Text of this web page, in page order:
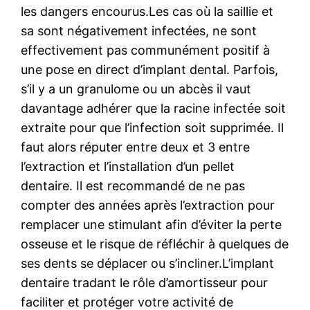
les dangers encourus.Les cas où la saillie et
sa sont négativement infectées, ne sont
effectivement pas communément positif à
une pose en direct d’implant dental. Parfois,
s’il y a un granulome ou un abcès il vaut
davantage adhérer que la racine infectée soit
extraite pour que l’infection soit supprimée. Il
faut alors réputer entre deux et 3 entre
l’extraction et l’installation d’un pellet
dentaire. Il est recommandé de ne pas
compter des années après l’extraction pour
remplacer une stimulant afin d’éviter la perte
osseuse et le risque de réfléchir à quelques de
ses dents se déplacer ou s’incliner.L’implant
dentaire tradant le rôle d’amortisseur pour
faciliter et protéger votre activité de